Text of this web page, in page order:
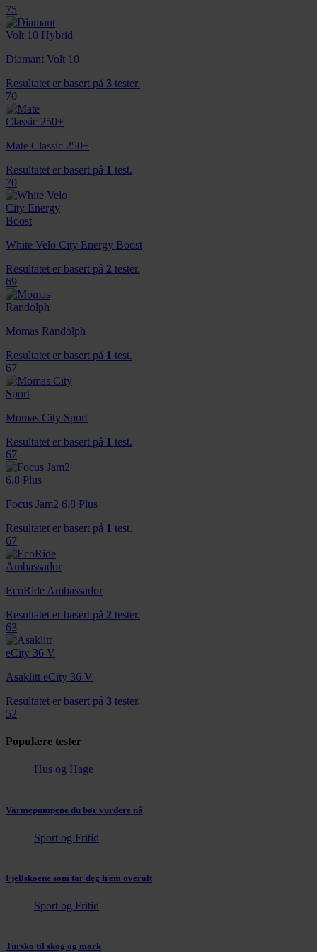
annonsering og analysearbeid, som kan kombinere den
med annen informasjon du har gjort tilgjengelig for dem,
eller som de har samlet inn gjennom din bruk av
75
Diamant Volt 10
Resultatet er basert på 3 tester.
70
Mate Classic 250+
Resultatet er basert på 1 test.
70
White Velo City Energy Boost
Resultatet er basert på 2 tester.
69
Momas Randolph
Resultatet er basert på 1 test.
67
Momas City Sport
Resultatet er basert på 1 test.
67
Focus Jam2 6.8 Plus
Resultatet er basert på 1 test.
67
EcoRide Ambassador
Resultatet er basert på 2 tester.
63
Asaklitt eCity 36 V
Resultatet er basert på 3 tester.
52
Populære tester
Hus og Hage
Varmepumpene du bør vurdere nå
Sport og Fritid
Fjellskoene som tar deg frem overalt
Sport og Fritid
Tursko til skog og mark